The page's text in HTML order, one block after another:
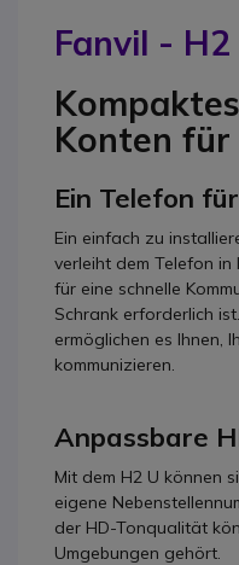
Fanvil -
Konten
Ein Telefon
Ein einfach zu
verleiht dem Telefon
für eine schnelle
Schrank erforderlich
ermöglichen es Ihnen,
kommunizieren.
Anpassbare
Mit dem H2 U können
eigene
der HD-Tonqualität
Umgebungen gehört.